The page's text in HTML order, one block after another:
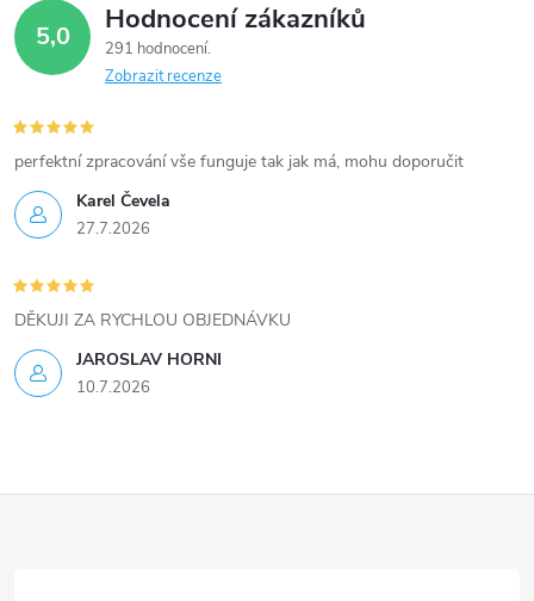
5,0 Hodnocení zákazníků
291 hodnocení
Zobrazit recenze
Karel Čevela
27.7.2026
perfektní zpracování vše funguje tak jak má, mohu doporučit
JAROSLAV HORNI
10.7.2026
DĚKUJI ZA RYCHLOU OBJEDNÁVKU